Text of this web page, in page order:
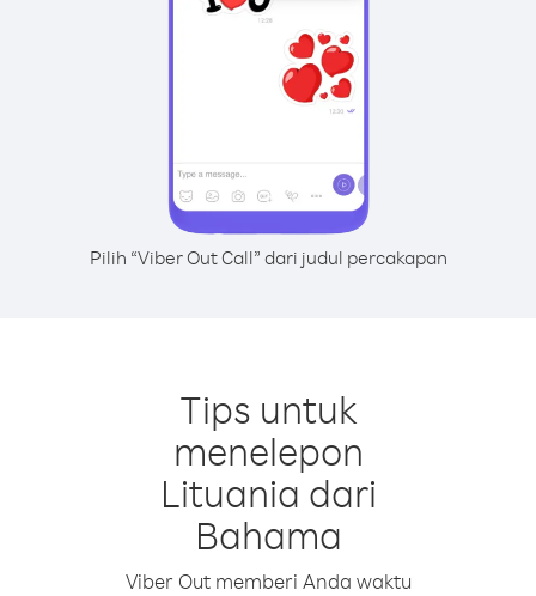
Pilih “Viber Out Call” dari judul percakapan
Tips untuk
menelepon
Lituania dari
Bahama
Viber Out memberi Anda waktu